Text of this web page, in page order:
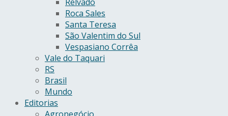
Roca Sales
Santa Teresa
São Valentim do Sul
Vespasiano Corrêa
Vale do Taquari
RS
Brasil
Mundo
Editorias